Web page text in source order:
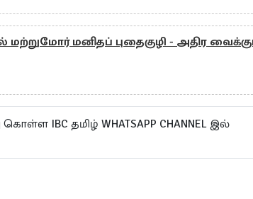
மனிதப் புதைகுழி - அதிர
IBC தமிழ் WHATSAPP CHANNEL இல்